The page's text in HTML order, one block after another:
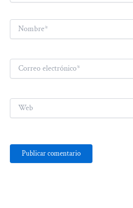
Nombre*
Correo
electrónico*
Web